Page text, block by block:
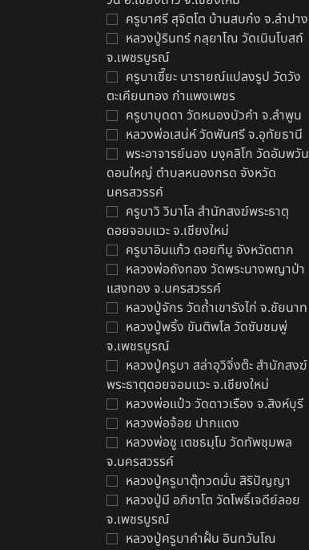
ครูบาศรี สุจิตโต บ้านสบก๋ง จ.ลำปาง
หลวงปู่รินทร์ กลฺยาโณ วัดเนินโบสถ์
จ.เพชรบูรณ์
ครูบาเซี๊ยะ นารายณ์แปลงรูป วัดวัง
ตะเคียนทอง กำแพงเพชร
ครูบาบุดดา วัดหนองบัวคํา จ.ลําพูน
หลวงพ่อเสน่ห์ วัดพันศรี จ.อุทัยธานี
พระอาจารย์นอง มงฺคลิโก วัดอัมพวัน
ดอนใหญ่ ตำบลหนองกรด จังหวัด
นครสวรรค์
ครูบาวิ วิมาโล สำนักสงฆ์พระธาตุ
ดอยจอมแวะ จ.เชียงใหม่
ครูบาอินแก้ว ดอยทีมู จังหวัดตาก
หลวงพ่อถังทอง วัดพระนางพญาป่า
แสงทอง จ.นครสวรรค์
หลวงปู่จักร วัดถ้ำเขารังไก่ จ.ชัยนาท
หลวงปู่พริ้ง ขันติพโล วัดซับชมพู่
จ.เพชรบูรณ์
หลวงปู่ครูบา สล่าอุวิจิ่งต๊ะ สำนักสงฆ์
พระธาตุดอยจอมแวะ จ.เชียงใหม่
หลวงพ่อแป๋ว วัดดาวเรือง จ.สิงห์บุรี
หลวงพ่อจ้อย ปากแดง
หลวงพ่อชู เตชธมฺโม วัดทัพชุมพล
จ.นครสวรรค์
หลวงปู่ครูบาตุ๊ทวดมั่น สิริปัญญา
หลวงปู่มี อภิชาโต วัดโพธิ์เจดีย์ลอย
จ.เพชรบูรณ์
หลวงปู่ครูบาคำฝั้น อินทวันโณ